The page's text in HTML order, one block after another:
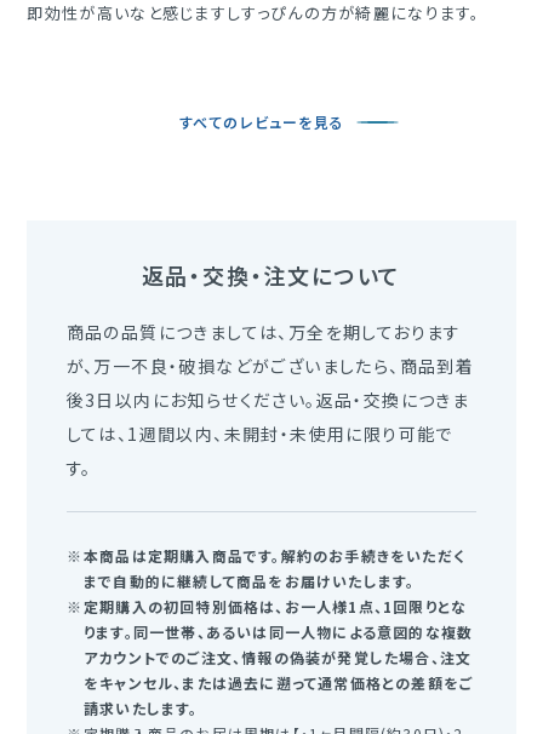
即効性が高いなと感じますしすっぴんの方が綺麗になります。
すべてのレビューを見る
返品・交換・注文について
商品の品質につきましては、万全を期しております
が、万一不良・破損などがございましたら、商品到着
後3日以内にお知らせください。返品・交換につきま
しては、1週間以内、未開封・未使用に限り可能で
す。
本商品は定期購入商品です。解約のお手続きをいただく
まで自動的に継続して商品をお届けいたします。
定期購入の初回特別価格は、お一人様1点、1回限りとな
ります。同一世帯、あるいは同一人物による意図的な複数
アカウントでのご注文、情報の偽装が発覚した場合、注文
をキャンセル、または過去に遡って通常価格との差額をご
請求いたします。